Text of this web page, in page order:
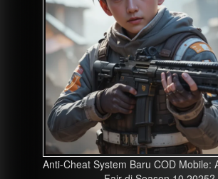
Anti-Cheat System Baru COD Mobile: